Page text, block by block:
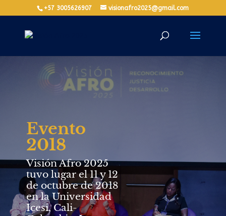
+57 3005626907 visionafro2025@gmail.com
Evento
2018
Visión Afro 2025
tuvo lugar el 11 y 12
de octubre de 2018
en la Universidad
Icesi, Cali-